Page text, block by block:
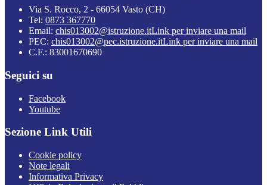
Via S. Rocco, 2 - 66054 Vasto (CH)
Tel: 0873 367770
Email: chis013002@istruzione.itLink per inviare una mail
PEC: chis013002@pec.istruzione.itLink per inviare una mail
C.F.: 83001670690
Seguici su
Facebook
Youtube
Sezione Link Utili
Cookie policy
Note legali
Informativa Privacy